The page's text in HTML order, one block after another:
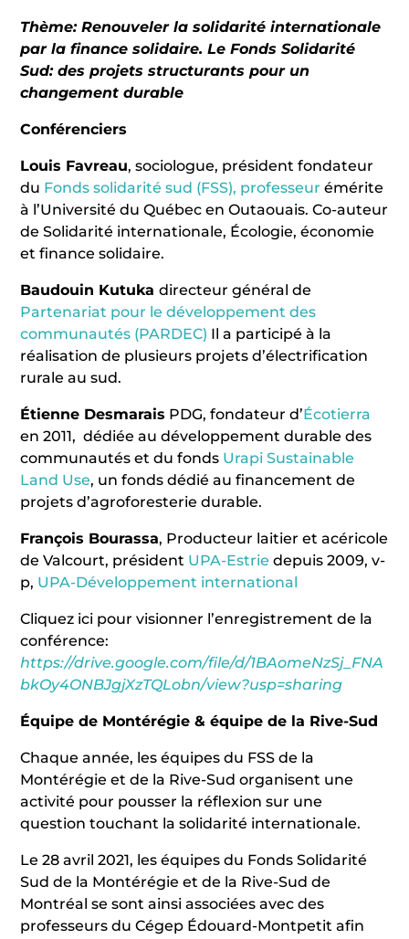
Thème: Renouveler la solidarité internationale
par la finance solidaire. Le Fonds Solidarité
Sud: des projets structurants pour un
changement durable
Conférenciers
Louis Favreau, sociologue, président fondateur
du Fonds solidarité sud (FSS), professeur émérite
à l’Université du Québec en Outaouais. Co-auteur
de Solidarité internationale, Écologie, économie
et finance solidaire.
Baudouin Kutukadirecteur général de
Partenariat pour le développement des
communautés (PARDEC) Il a participé à la
réalisation de plusieurs projets d’électrification
rurale au sud.
Étienne Desmarais PDG, fondateur d’Écotierra
en 2011, dédiée au développement durable des
communautés et du fonds Urapi Sustainable
Land Use, un fonds dédié au financement de
projets d’agroforesterie durable.
François Bourassa, Producteur laitier et acéricole
de Valcourt, président UPA-Estrie depuis 2009, v-
p, UPA-Développement international
Cliquez ici pour visionner l’enregistrement de la
conférence:
https://drive.google.com/file/d/1BAomeNzSj_FNA
bkOy4ONBJgjXzTQLobn/view?usp=sharing
Équipe de Montérégie & équipe de la Rive-Sud
Chaque année, les équipes du FSS de la
Montérégie et de la Rive-Sud organisent une
activité pour pousser la réflexion sur une
question touchant la solidarité internationale.
Le 28 avril 2021, les équipes du Fonds Solidarité
Sud de la Montérégie et de la Rive-Sud de
Montréal se sont ainsi associées avec des
professeurs du Cégep Édouard-Montpetit afin